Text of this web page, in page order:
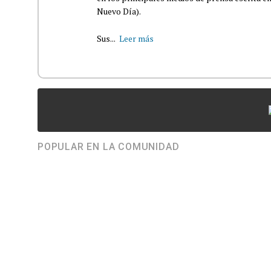
Nuevo Día).
Sus... Leer más
POPULAR EN LA COMUNIDAD